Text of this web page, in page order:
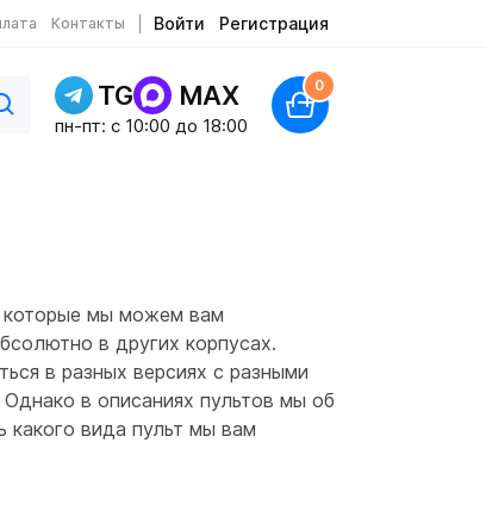
Контакты Войти Регистрация
TG MAX
пн-пт: c 10:00 до 18:00
0
которые мы можем вам
в других корпусах.
в разных версиях с разными
в описаниях пультов мы об
какого вида пульт мы вам